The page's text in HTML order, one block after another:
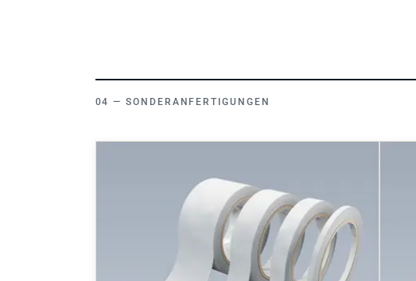
SONDERANFERTIGUNGEN